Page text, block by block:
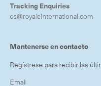
Tracking Enquiries
cs@royaleinternational.com
Mantenerse en contacto
Regístrese para recibir las